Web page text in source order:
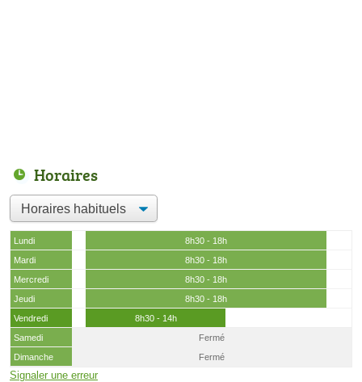
Horaires
Lundi
8h30 - 18h
Mardi
8h30 - 18h
Mercredi
8h30 - 18h
Jeudi
8h30 - 18h
Vendredi
8h30 - 14h
Samedi
Fermé
Dimanche
Fermé
Signaler une erreur